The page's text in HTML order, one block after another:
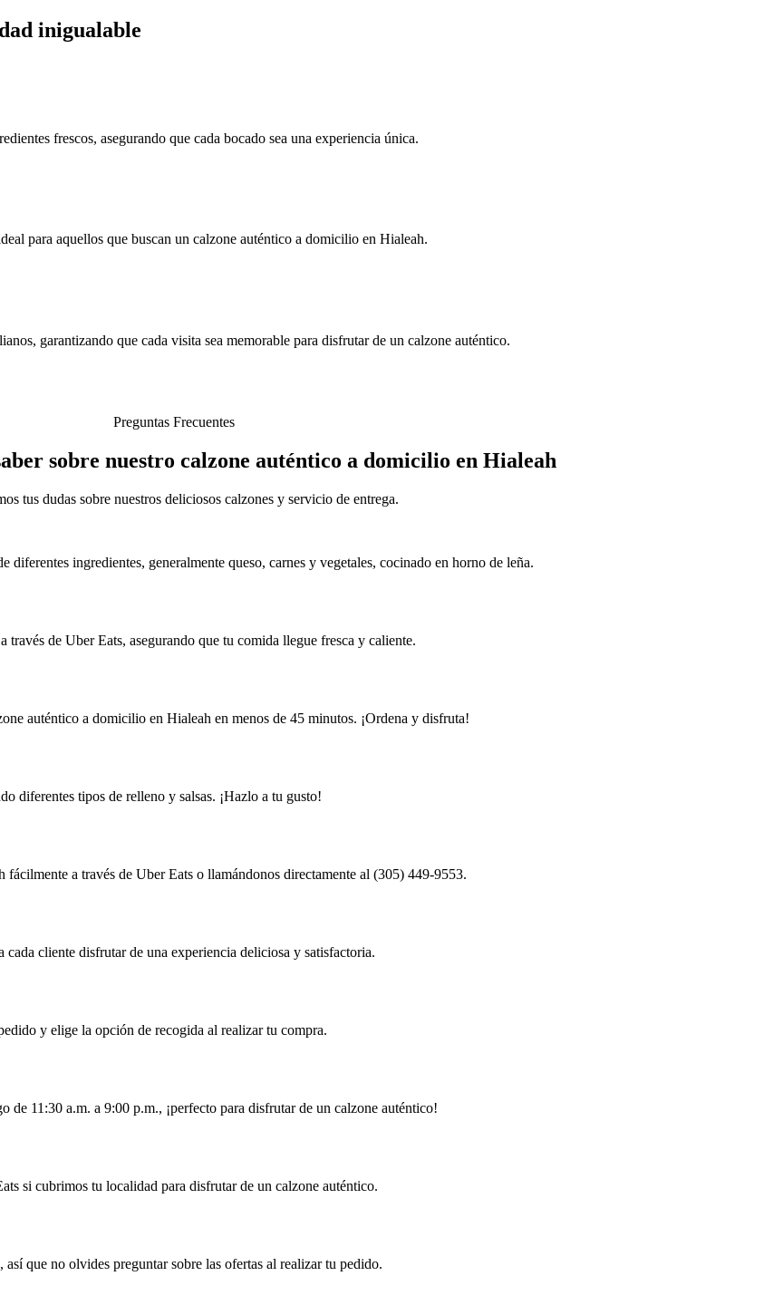
inigualable
frescos, asegurando que cada bocado sea una experiencia única.
para aquellos que buscan un calzone auténtico a domicilio en Hialeah.
garantizando que cada visita sea memorable para disfrutar de un calzone auténtico.
Preguntas Frecuentes
sobre nuestro calzone auténtico a domicilio en Hialeah
tus dudas sobre nuestros deliciosos calzones y servicio de entrega.
ingredientes, generalmente queso, carnes y vegetales, cocinado en horno de leña.
de Uber Eats, asegurando que tu comida llegue fresca y caliente.
auténtico a domicilio en Hialeah en menos de 45 minutos. ¡Ordena y disfruta!
diferentes tipos de relleno y salsas. ¡Hazlo a tu gusto!
a través de Uber Eats o llamándonos directamente al (305) 449-9553.
cliente disfrutar de una experiencia deliciosa y satisfactoria.
y elige la opción de recogida al realizar tu compra.
de 11:30 a.m. a 9:00 p.m., ¡perfecto para disfrutar de un calzone auténtico!
si cubrimos tu localidad para disfrutar de un calzone auténtico.
que no olvides preguntar sobre las ofertas al realizar tu pedido.